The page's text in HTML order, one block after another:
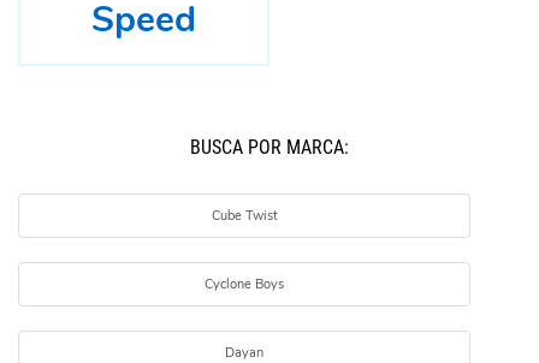
Speed
BUSCÁ POR MARCA:
Cube Twist
Cyclone Boys
Dayan